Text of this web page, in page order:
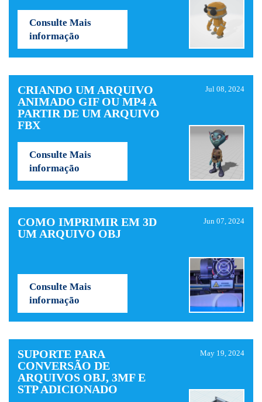
Consulte Mais
informação
CRIANDO UM ARQUIVO
ANIMADO GIF OU MP4 A
PARTIR DE UM ARQUIVO
FBX
Jul 08, 2024
Consulte Mais
informação
COMO IMPRIMIR EM 3D
UM ARQUIVO OBJ
Jun 07, 2024
Consulte Mais
informação
SUPORTE PARA
CONVERSÃO DE
ARQUIVOS OBJ, 3MF E
STP ADICIONADO
May 19, 2024